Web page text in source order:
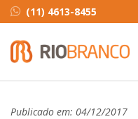
(11) 4613-8455
Publicado em: 04/12/2017